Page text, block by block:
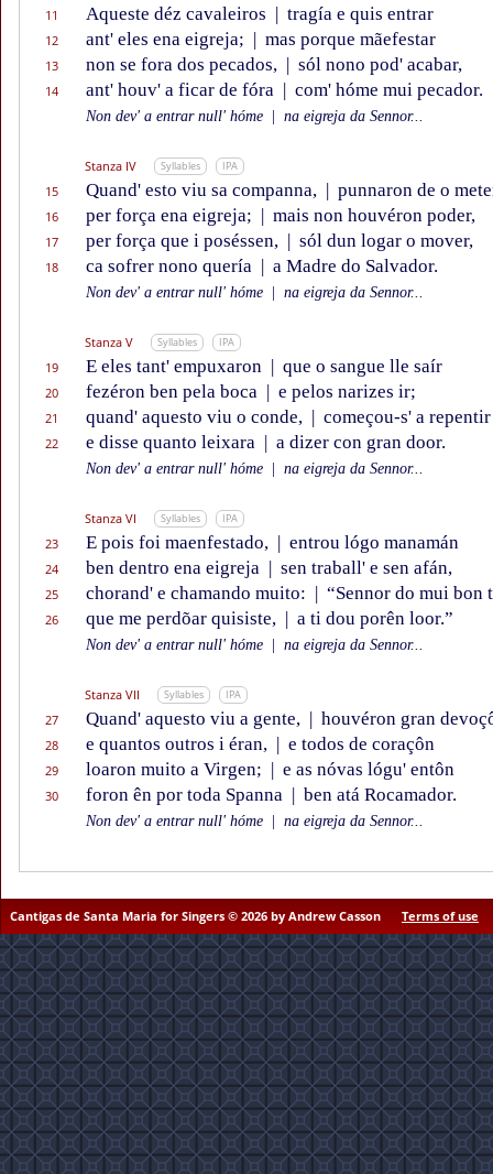
11 Aqueste déz cavaleiros | tragía e quis entrar
12 ant' eles ena eigreja; | mas porque mãefestar
13 non se fora dos pecados, | sól nono pod' acabar,
14 ant' houv' a ficar de fóra | com' hóme mui pecador.
Non dev' a entrar null' hóme na eigreja da Sennor...
Stanza IV Syllables IPA
15 Quand' esto viu sa companna, | punnaron de o
16 per força ena eigreja; | mais non houvéron poder,
17 per força que i poséssen, | sól dun logar o mover,
18 ca sofrer nono quería | a Madre do Salvador.
Non dev' a entrar null' hóme na eigreja da Sennor...
Stanza V Syllables IPA
19 E eles tant' empuxaron | que o sangue lle saír
20 fezéron ben pela boca | e pelos narizes ir;
21 quand' aquesto viu o conde, | começou-s' a repentir
22 e disse quanto leixara | a dizer con gran door.
Non dev' a entrar null' hóme na eigreja da Sennor...
Stanza VI Syllables IPA
23 E pois foi maenfestado, | entrou lógo manamán
24 ben dentro ena eigreja | sen traball' e sen afán,
25 chorand' e chamando muito: | “Sennor do mui bon
26 que me perdõar quisiste, | a ti dou porên loor.”
Non dev' a entrar null' hóme na eigreja da Sennor...
Stanza VII Syllables IPA
27 Quand' aquesto viu a gente, | houvéron gran
28 e quantos outros i éran, | e todos de coraçôn
29 loaron muito a Virgen; | e as nóvas lógu' entôn
30 foron ên por toda Spanna | ben atá Rocamador.
Non dev' a entrar null' hóme na eigreja da Sennor...
Cantigas de Santa Maria for Singers © 2026 by Andrew Casson Terms of use